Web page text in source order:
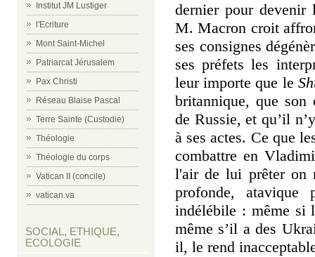
Institut JM Lustiger
l'Ecriture
Mont Saint-Michel
Patriarcat Jérusalem
Pax Christi
Réseau Blaise Pascal
Terre Sainte (Custodie)
Théologie
Théologie du corps
Vatican II (concile)
vatican.va
SOCIAL, ETHIQUE,
ECOLOGIE
dernier pour devenir
M. Macron croit
ses consignes
ses préfets les
leur importe que le
britannique, que
de Russie, et qu’il
à ses actes. Ce que
combattre en
l'air de lui prêter on
profonde,
indélébile : même si
même s’il a des
il, le rend